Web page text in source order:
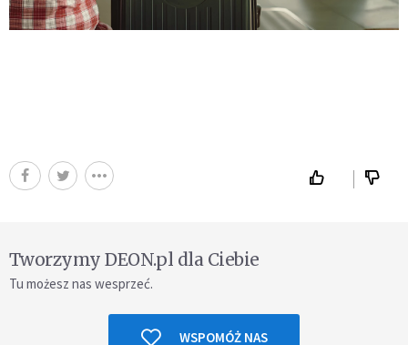
Tworzymy DEON.pl dla Ciebie
Tu możesz nas wesprzeć.
WSPOMÓŻ NAS